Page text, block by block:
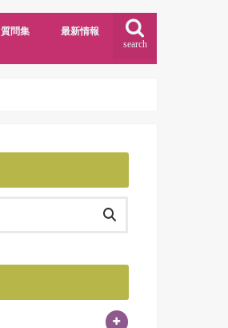
search
質問集 最新情報